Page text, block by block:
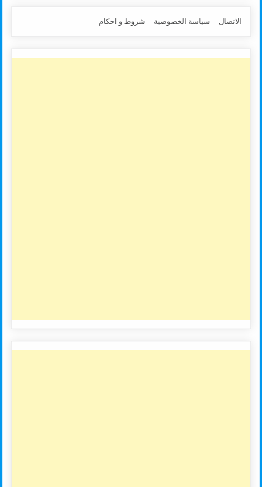
الاتصال سياسة الخصوصية شروط و احكام